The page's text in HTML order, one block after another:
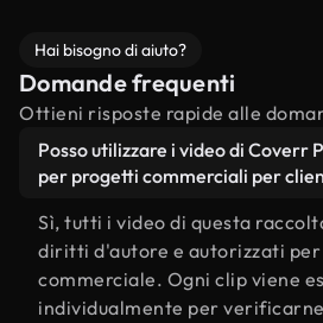
Hai bisogno di aiuto?
Domande frequenti
Ottieni risposte rapide alle
Posso utilizzare i video di Coverr
per progetti commerciali per
Sì, tutti i video di questa
diritti d'autore e autorizzati per
commerciale. Ogni clip viene
individualmente per